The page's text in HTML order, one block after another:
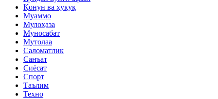
Қонун ва ҳуқуқ
Муаммо
Мулоҳаза
Муносабат
Мутолаа
Саломатлик
Санъат
Сиёсат
Спорт
Таълим
Техно